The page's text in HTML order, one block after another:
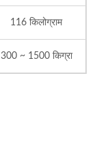
116 किलोग्राम
300 ~ 1500 किग्रा